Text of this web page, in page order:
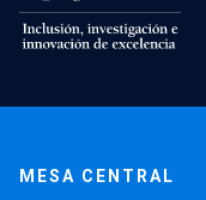
MESA CENTRAL